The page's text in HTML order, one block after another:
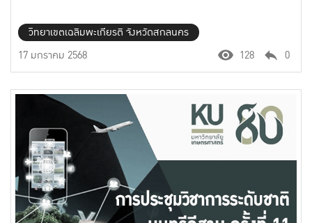
วิทยาเขตเฉลิมพะเกียรติ จังหวัดสกลนคร
17 มกราคม 2568
128 0